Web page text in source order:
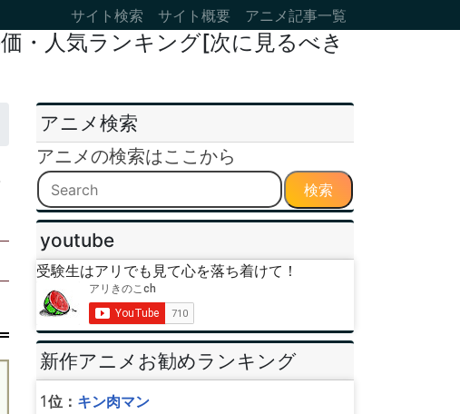
サイト検索 サイト概要 アニメ記事一覧
・人気ランキング[次に見るべき
アニメ検索
アニメの検索はここから
検索
youtube
受験生はアリでも見て心を落ち着けて！
新作アニメお勧めランキング
1位： キン肉マン